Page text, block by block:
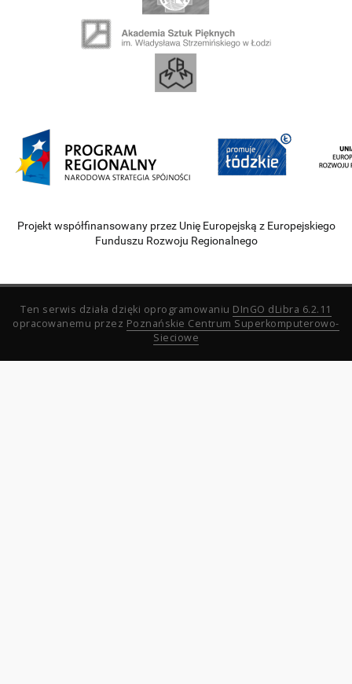
Projekt współfinansowany przez Unię Europejską z Europejskiego
Funduszu Rozwoju Regionalnego
Ten serwis działa dzięki oprogramowaniu DInGO dLibra 6.2.11
opracowanemu przez Poznańskie Centrum Superkomputerowo-
Sieciowe